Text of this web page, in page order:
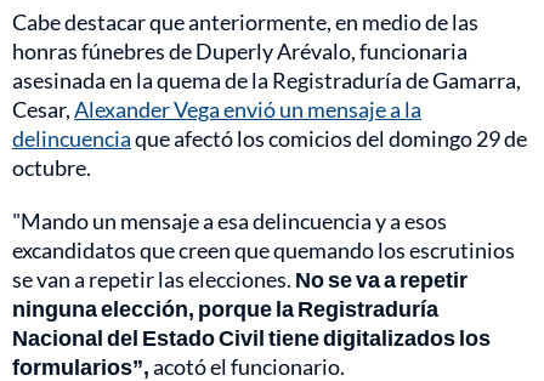
Cabe destacar que anteriormente, en medio de las
honras fúnebres de Duperly Arévalo, funcionaria
asesinada en la quema de la Registraduría de Gamarra,
Cesar,Alexander Vega envió un mensaje a la
delincuenciaque afectó los comicios del domingo 29 de
octubre.
"Mando un mensaje a esa delincuencia y a esos
excandidatos que creen que quemando los escrutinios
se van a repetir las elecciones. No se va a repetir
ninguna elección, porque la Registraduría
Nacional del Estado Civil tiene digitalizados los
formularios”,acotó el funcionario.